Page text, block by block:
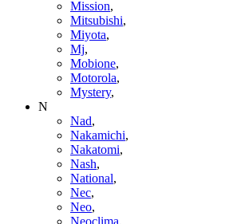
Mission,
Mitsubishi,
Miyota,
Mj,
Mobione,
Motorola,
Mystery,
N
Nad,
Nakamichi,
Nakatomi,
Nash,
National,
Nec,
Neo,
Neoclima,